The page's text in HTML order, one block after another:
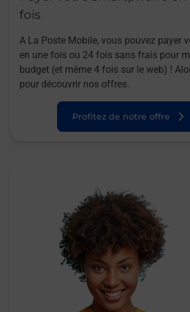
fois
A La Poste Mobile, vous pouvez payer
en une fois ou 24 fois sans frais pour
budget (et même 4 fois sur le web) !
pour découvrir nos offres.
Profitez de notre offre